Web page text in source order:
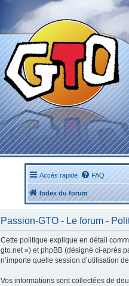
Accès rapide FAQ
Index du forum
Passion-GTO - Le forum -
Cette politique explique en détail
gto.net ») et phpBB (désigné ci-après
n’importe quelle session d’utilisation
Vos informations sont collectées de